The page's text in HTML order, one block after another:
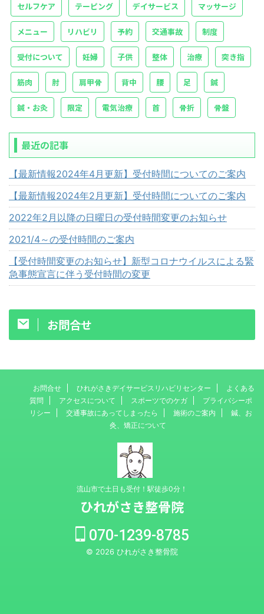
セルフケア テーピング デイサービス マッサージ
メニュー リハビリ 予約 交通事故 制度
受付について 妊婦 子供 整体 治療 突き指
筋肉 肘 肩甲骨 背中 腰 足 鍼
鍼・お灸 限定 電気治療 首 骨折 骨盤
最近の記事
【最新情報2024年4月更新】受付時間についてのご案内
【最新情報2024年2月更新】受付時間についてのご案内
2022年2月以降の日曜日の受付時間変更のお知らせ
2021/4～の受付時間のご案内
【受付時間変更のお知らせ】新型コロナウイルスによる緊
急事態宣言に伴う受付時間の変更
お問合せ
お問合せ ひれがさきデイサービスリハビリセンター
よくある
質問
アクセスについて スポーツでのケガ
プライバシーポ
リシー
交通事故にあってしまったら 施術のご案内
鍼、お
灸、矯正について
流山市で土日も受付！駅徒歩0分！
ひれがさき整骨院
070-1239-8785
© 2026 ひれがさき整骨院